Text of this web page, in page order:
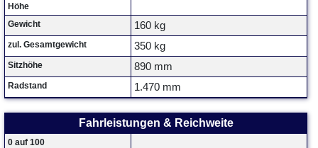
Höhe
Gewicht
160 kg
zul. Gesamtgewicht 350 kg
Sitzhöhe 890 mm
Radstand 1.470 mm
Fahrleistungen & Reichweite
0 auf 100